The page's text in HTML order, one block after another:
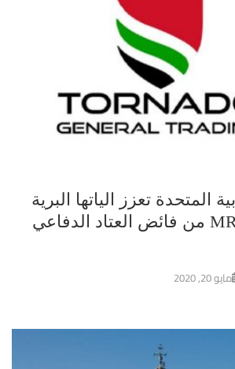
المتحدة تعزز الياتها البرية
بمركبات MRAP من فائض العتاد الدفاعي
مايو 20, 2020